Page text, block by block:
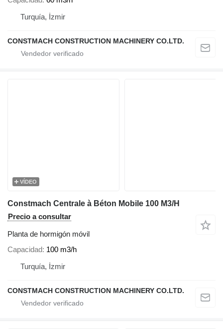
Turquía, İzmir
CONSTMACH CONSTRUCTION MACHINERY CO.LTD.
VÍDEO
Constmach Centrale à Béton Mobile 100 M3/H
Precio a consultar
Planta de hormigón móvil
Capacidad 100 m3/h
Turquía, İzmir
CONSTMACH CONSTRUCTION MACHINERY CO.LTD.